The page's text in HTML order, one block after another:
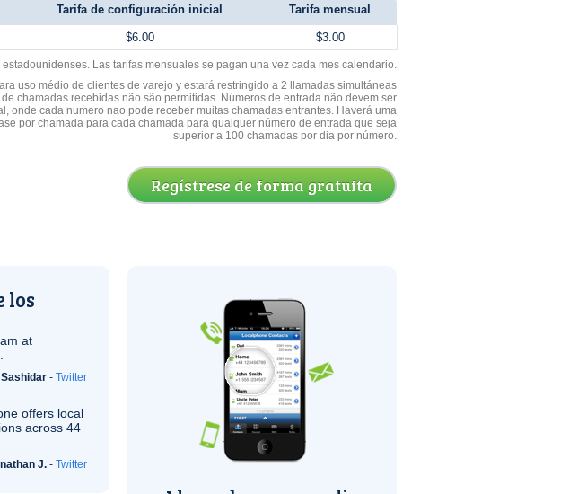
Tarifa de configuración inicial Tarifa mensual
$6.00 $3.00
Las tarifas mensuales se pagan una vez cada mes calendario.
uso médio de clientes de varejo y estará restringido a 2 llamadas simultáneas
chamadas recebidas não são permitidas. Números de entrada não devem ser
onde cada numero nao pode receber muitas chamadas entrantes. Haverá uma
por chamada para cada chamada para qualquer número de entrada que seja
superior a 100 chamadas por dia por número.
Regístrese de forma gratuita
los
at
Sashidar - Twitter
offers local
across 44
J. - Twitter